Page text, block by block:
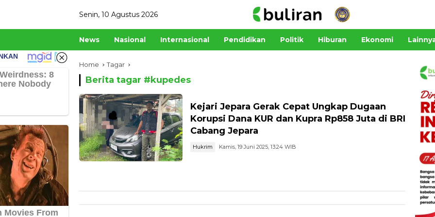
Senin, 10 Agustus 2026
News Nasional Internasional Pendidikan Politik Hiburan Ekonomi
Home Tagar
Berita tagar #kupedes
Kejari Jepara Gerak Cepat Ungkap Dugaan
Korupsi Dana KUR dan Kupra Rp858 Juta di BRI
Cabang Jepara
Hukrim Kamis, 19 Juni 2025, 13:24 WIB